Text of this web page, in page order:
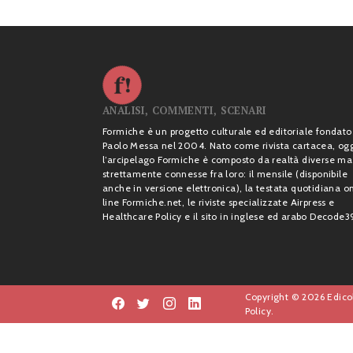
ANALISI, COMMENTI, SCENARI
Formiche è un progetto culturale ed editoriale fondato
Paolo Messa nel 2004. Nato come rivista cartacea,
l’arcipelago Formiche è composto da realtà diverse ma
strettamente connesse fra loro: il mensile (disponibile
anche in versione elettronica), la testata quotidiana
line Formiche.net, le riviste specializzate Airpress e
Healthcare Policy e il sito in inglese ed arabo
Copyright © 2026
Policy.